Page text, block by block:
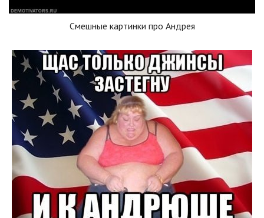
Смешные картинки про Андрея